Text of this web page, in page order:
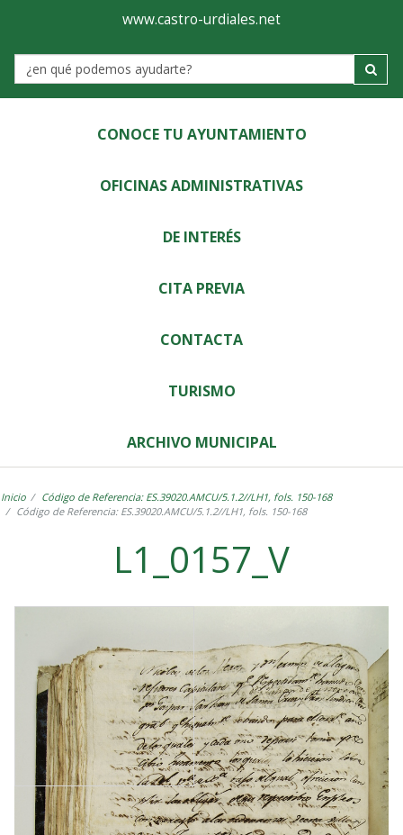
Ayuntamiento
de
Castro-
Urdiales
www.castro-urdiales.net
Label
CONOCE TU AYUNTAMIENTO
OFICINAS ADMINISTRATIVAS
DE INTERÉS
CITA PREVIA
CONTACTA
TURISMO
ARCHIVO MUNICIPAL
Inicio
Código de Referencia: ES.39020.AMCU/5.1.2//LH1, fols. 150-168
Código de Referencia: ES.39020.AMCU/5.1.2//LH1, fols. 150-168
L1_0157_V